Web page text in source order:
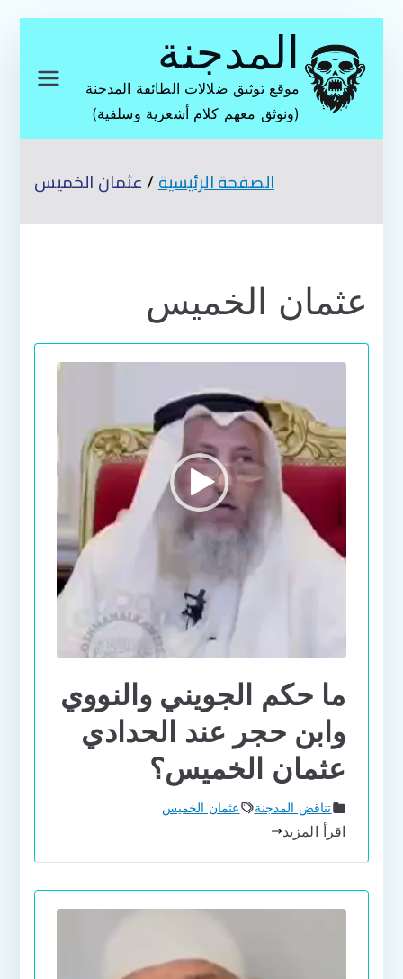
المحتوى
المدجنة
موقع توثيق ضلالات الطائفة المدجنة
(ونوثق معهم كلام أشعرية وسلفية)
الصفحة الرئيسية عثمان الخميس
عثمان الخميس
ما حكم الجويني والنووي
وابن حجر عند الحدادي
عثمان الخميس؟
تناقض المدجنة عثمان الخميس
اقرأ المزيد